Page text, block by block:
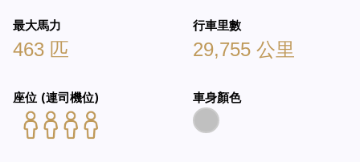
最大馬力
463 匹
行車里數
29,755 公里
座位 (連司機位) 車身顏色